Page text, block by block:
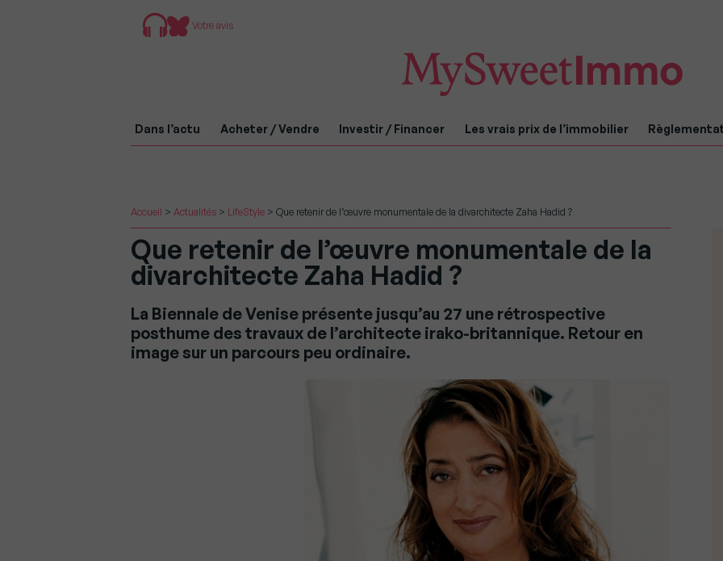
Votre avis
Dans l’actu Acheter / Vendre Investir / Financer Les vrais prix de l’immobilier
Accueil > Actualités > LifeStyle > Que retenir de l’œuvre monumentale de la divarchitecte Zaha Hadid ?
Que retenir de l’œuvre monumentale de la
divarchitecte Zaha Hadid ?
La Biennale de Venise présente jusqu’au 27 une rétrospective
posthume des travaux de l’architecte irako-britannique. Retour en
image sur un parcours peu ordinaire.